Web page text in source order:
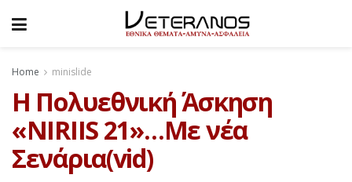
Home minislide
H Πολυεθνική Άσκηση
«NIRIIS 21»…Με νέα
Σενάρια(vid)